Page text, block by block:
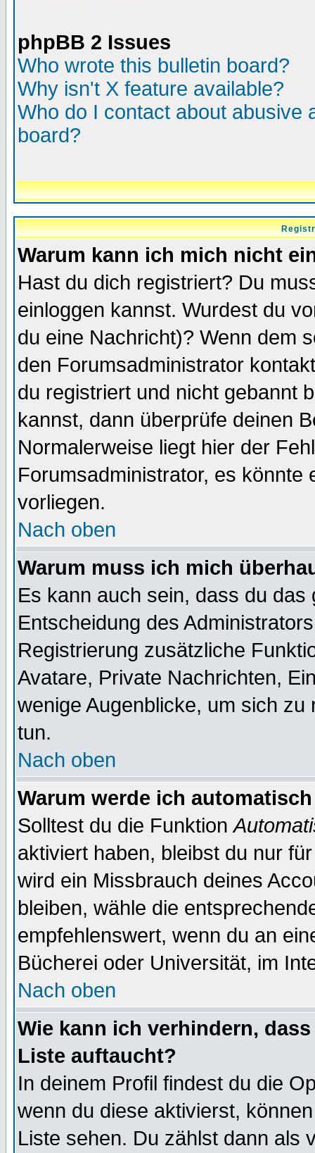
phpBB 2 Issues
Who wrote this bulletin board?
Why isn't X feature available?
Who do I contact about abusive
board?
Warum kann ich mich nicht
Hast du dich registriert? Du
einloggen kannst. Wurdest du
du eine Nachricht)? Wenn dem
den Forumsadministrator
du registriert und nicht gebannt
kannst, dann überprüfe deinen
Normalerweise liegt hier der
Forumsadministrator, es könnte
vorliegen.
Nach oben
Warum muss ich mich
Es kann auch sein, dass du
Entscheidung des
Registrierung zusätzliche
Avatare, Private Nachrichten,
wenige Augenblicke, um sich
tun.
Nach oben
Warum werde ich
Solltest du die Funktion
aktiviert haben, bleibst du nur
wird ein Missbrauch deines
bleiben, wähle die
empfehlenswert, wenn du an
Bücherei oder Universität, im
Nach oben
Wie kann ich verhindern,
Liste auftaucht?
In deinem Profil findest du die
wenn du diese aktivierst,
Liste sehen. Du zählst dann als